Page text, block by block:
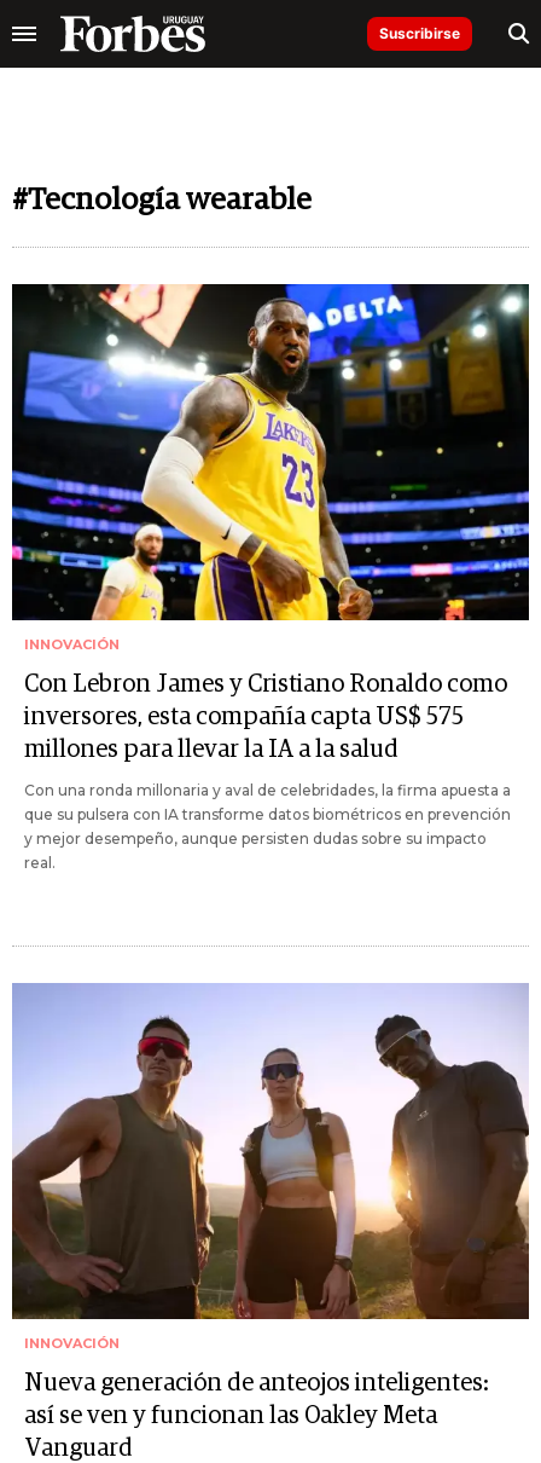
Suscribirse
#Tecnología wearable
INNOVACIÓN
Con Lebron James y Cristiano Ronaldo como
inversores, esta compañía capta US$ 575
millones para llevar la IA a la salud
Con una ronda millonaria y aval de celebridades, la firma apuesta a
que su pulsera con IA transforme datos biométricos en prevención
y mejor desempeño, aunque persisten dudas sobre su impacto
real.
INNOVACIÓN
Nueva generación de anteojos inteligentes:
así se ven y funcionan las Oakley Meta
Vanguard